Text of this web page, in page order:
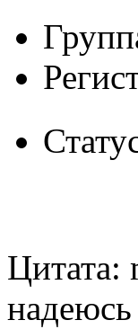
Цитата:
надеюсь